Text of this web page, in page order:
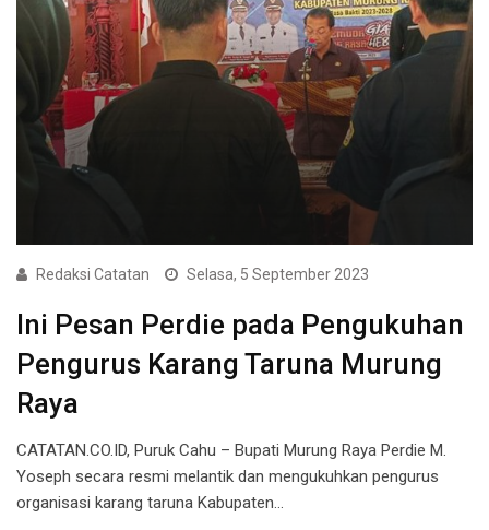
Redaksi Catatan Selasa, 5 September 2023
Ini Pesan Perdie pada Pengukuhan
Pengurus Karang Taruna Murung
Raya
CATATAN.CO.ID, Puruk Cahu – Bupati Murung Raya Perdie M.
Yoseph secara resmi melantik dan mengukuhkan pengurus
organisasi karang taruna Kabupaten…